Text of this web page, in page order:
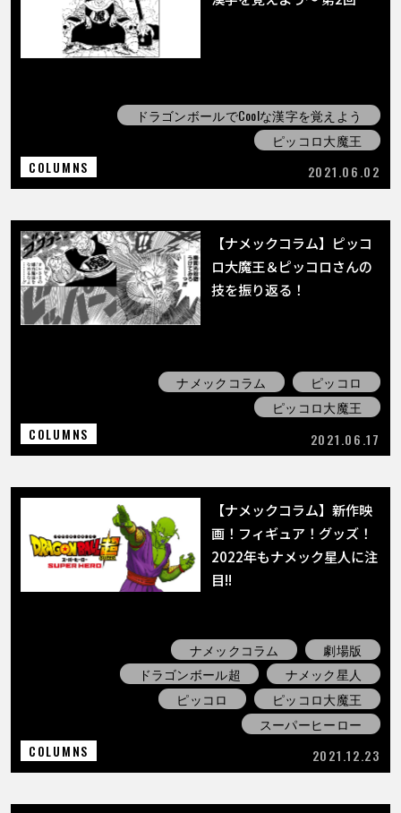
ドラゴンボールでCoolな漢字を覚えよう
ピッコロ大魔王
COLUMNS
2021.06.02
【ナメックコラム】ピッコ
ロ大魔王＆ピッコロさんの
技を振り返る！
ナメックコラム
ピッコロ
ピッコロ大魔王
COLUMNS
2021.06.17
【ナメックコラム】新作映
画！フィギュア！グッズ！
2022年もナメック星人に注
目!!
ナメックコラム
劇場版
ドラゴンボール超
ナメック星人
ピッコロ
ピッコロ大魔王
スーパーヒーロー
COLUMNS
2021.12.23